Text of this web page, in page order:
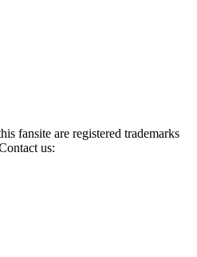
fansite are registered trademarks
us: